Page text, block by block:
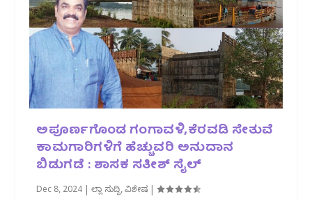
ಅಪೂರ್ಣಗೊಂಡ ಗಂಗಾವಳಿ,ಕೆರವಡಿ ಸೇತುವೆ
ಕಾಮಗಾರಿಗಳಿಗೆ ಹೆಚ್ಚುವರಿ ಅನುದಾನ
ಬಿಡುಗಡೆ : ಶಾಸ‌ಕ ಸತೀಶ್ ಸೈಲ್
Dec 8, 2024 |ಜಿಲ್ಲಾ ಸುದ್ದಿ,ವಿಶೇಷ |